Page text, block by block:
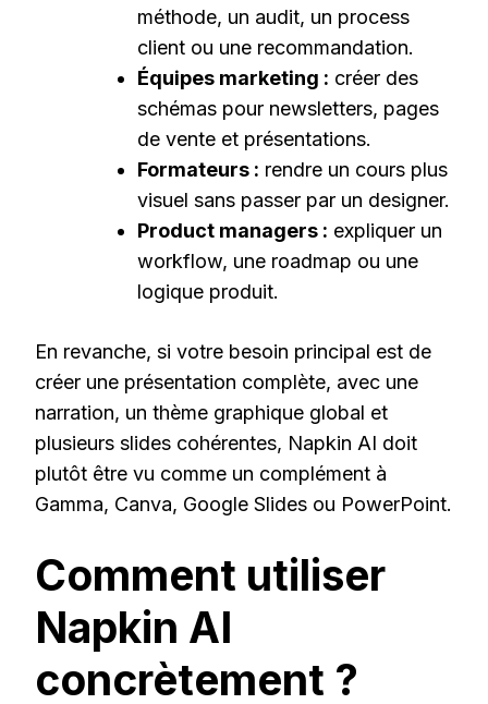
méthode, un audit, un process
client ou une recommandation.
Équipes marketing : créer des
schémas pour newsletters, pages
de vente et présentations.
Formateurs : rendre un cours plus
visuel sans passer par un designer.
Product managers : expliquer un
workflow, une roadmap ou une
logique produit.
En revanche, si votre besoin principal est de
créer une présentation complète, avec une
narration, un thème graphique global et
plusieurs slides cohérentes, Napkin AI doit
plutôt être vu comme un complément à
Gamma, Canva, Google Slides ou PowerPoint.
Comment utiliser
Napkin AI
concrètement ?